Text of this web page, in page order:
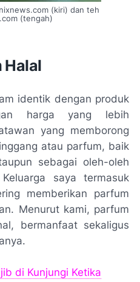
(kiri) dan teh
(tengah)
Halal
identik dengan produk
harga yang lebih
yang memborong
atau parfum, baik
sebagai oleh-oleh
saya termasuk
memberikan parfum
Menurut kami, parfum
bermanfaat sekaligus
di Kunjungi Ketika